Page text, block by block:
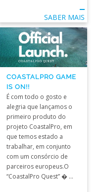
SABER MAIS
COASTALPRO GAME
IS ON!!
É com todo o gosto e
alegria que lançamos o
primeiro produto do
projeto CoastalPro, em
que temos estado a
trabalhar, em conjunto
com um consórcio de
parceiros europeus.O
“CoastalPro Quest” � ...